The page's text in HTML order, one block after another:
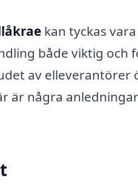
kan tyckas
både viktig och
av elleverantörer
är några